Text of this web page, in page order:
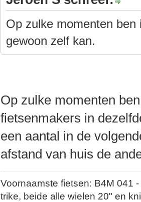
Op zulke momenten
gewoon zelf kan.
Op zulke momenten
fietsenmakers in
een aantal in de
afstand van huis de
Voornaamste fietsen: B4M
trike, beide alle wielen 20" en